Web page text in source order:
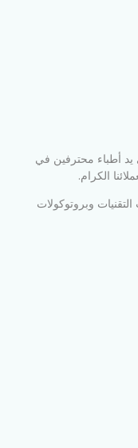
يد أطباء محترفين في
الكرام.
وبروتوكولات